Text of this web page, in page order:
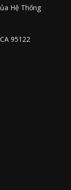
Hệ Thống
95122